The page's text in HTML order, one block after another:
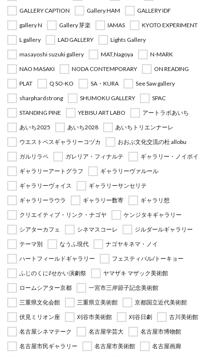
GALLERY CAPTION
Gallery HAM
GALLERY IDF
gallery N
Gallery 芽楽 IAMAS
KYOTO EXPERIMENT
L gallery
LAD GALLERY
Lights Gallery
masayoshi suzuki gallery
MAT,Nagoya
N-MARK
NAO MASAKI
NODA CONTEMPORARY
ON READING
PLAT
Q SO-KO SA・KURA
See Saw gallery
sharphardstrong
SHUMOKU GALLERY
SPAC
STANDING PINE
YEBISU ART LABO
アートラボあいち
あいち2025
あいち2028
あいちトリエンナーレ
ウエストベスギャラリーコヅカ
おおぶ文化交流の杜 allobu
ガルリラペ
ガレリア・フィナルテ
ギャラリー・ノイボイ
ギャラリーアートグラフ
ギャラリーヴァルール
ギャラリーヴォイス
ギャラリーサンセリテ
ギャラリーラウラ
ギャラリー数寄
ギャラリ想
クリエイティブ・リンク・ナゴヤ
ケンジタキギャラリー
シアターカフェ
シネマスコーレ
ジルダールギャラリー
テーマ別
なうふ現代
ナゴヤキネマ・ノイ
ハートフィールドギャラリー
フェスティバル/トーキョー
ふじのくに⇄せかい演劇祭
ヤマザキ マザック美術館
ロームシアター京都
一宮市三岸節子記念美術館
三重県文化会館
三重県立美術館
京都国立近代美術館
伏見ミリオン座
刈谷市美術館 刈谷日劇
古川美術館
名古屋シネマテーク
名古屋学芸大
名古屋市博物館
名古屋市民ギャラリー
名古屋市美術館
名古屋画廊